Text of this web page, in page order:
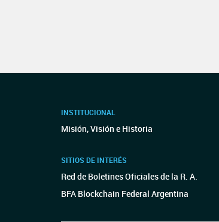
INSTITUCIONAL
Misión, Visión e Historia
SITIOS DE INTERÉS
Red de Boletines Oficiales de la R. A.
BFA Blockchain Federal Argentina